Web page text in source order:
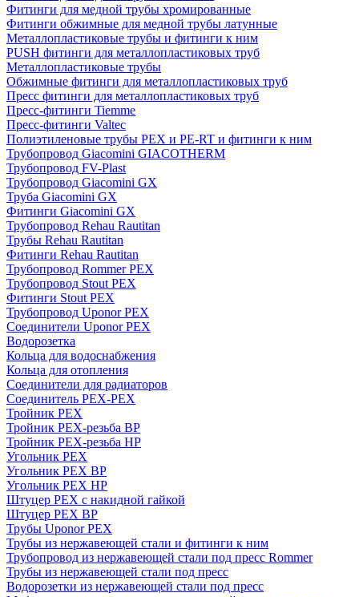
Фитинги для медной трубы хромированные
Фитинги обжимные для медной трубы латунные
Металлопластиковые трубы и фитинги к ним
PUSH фитинги для металлопластиковых труб
Металлопластиковые трубы
Обжимные фитинги для металлопластиковых труб
Пресс фитинги для металлопластиковых труб
Пресс-фитинги Tiemme
Пресс-фитинги Valtec
Полиэтиленовые трубы PEX и PE-RT и фитинги к ним
Трубопровод Giacomini GIACOTHERM
Трубопровод FV-Plast
Трубопровод Giacomini GX
Труба Giacomini GX
Фитинги Giacomini GX
Трубопровод Rehau Rautitan
Трубы Rehau Rautitan
Фитинги Rehau Rautitan
Трубопровод Rommer PEX
Трубопровод Stout PEX
Фитинги Stout PEX
Трубопровод Uponor PEX
Соединители Uponor PEX
Водорозетка
Кольца для водоснабжения
Кольца для отопления
Соединители для радиаторов
Соединитель PEX-PEX
Тройник PEX
Тройник PEX-резьба ВР
Тройник PEX-резьба НР
Угольник PEX
Угольник PEX ВР
Угольник PEX НР
Штуцер PEX c накидной гайкой
Штуцер PEX ВР
Трубы Uponor PEX
Трубы из нержавеющей стали и фитинги к ним
Трубопровод из нержавеющей стали под пресс Rommer
Трубы из нержавеющей стали под пресс
Водорозетки из нержавеющей стали под пресс